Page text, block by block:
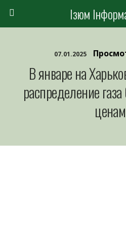
Ізюм
07.01.2025
В январе на
распределение